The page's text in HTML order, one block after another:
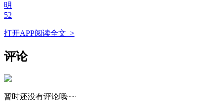
明
52
打开APP阅读全文 >
评论
暂时还没有评论哦~~